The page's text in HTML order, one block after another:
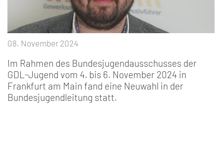
08. November 2024
Im Rahmen des Bundesjugendausschusses der
GDL-Jugend vom 4. bis 6. November 2024 in
Frankfurt am Main fand eine Neuwahl in der
Bundesjugendleitung statt.